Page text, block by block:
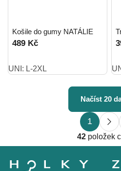
Košile do gumy NATÁLIE
489 Kč
UNI: L-2XL
O
v
l
d
Načíst 20
S
t
r
k
1
42položek